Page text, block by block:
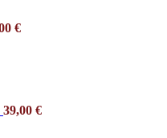
€
39,00 €